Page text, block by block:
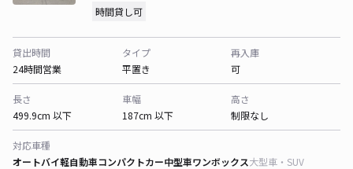
時間貸し可
貸出時間
24時間営業
タイプ
平置き
再入庫
可
長さ
499.9cm 以下
車幅
187cm 以下
高さ
制限なし
対応車種
オートバイ軽自動車コンパクトカー中型車ワンボックス大型車・SUV